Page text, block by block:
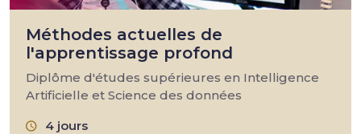
Méthodes actuelles de
l'apprentissage profond
Diplôme d'études supérieures en Intelligence
Artificielle et Science des données
4 jours